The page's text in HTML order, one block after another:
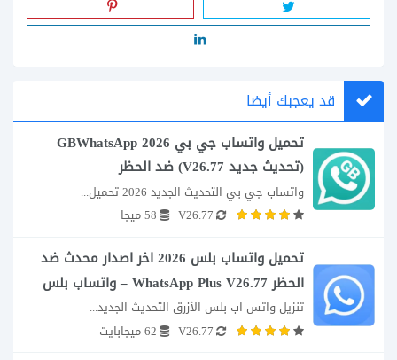
قد يعجبك أيضا
تحميل واتساب جي بي GBWhatsApp 2026
(تحديث جديد V26.77) ضد الحظر
واتساب جي بي التحديث الجديد 2026 تحميل...
V26.77
58 ميجا
تحميل واتساب بلس 2026 اخر اصدار محدث ضد
الحظر WhatsApp Plus V26.77 – واتساب بلس
تنزيل واتس اب بلس الأزرق التحديث الجديد...
V26.77
62 ميجابايت